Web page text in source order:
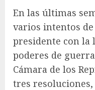
En las últimas
varios intentos
presidente con la
poderes de
Cámara de los
tres